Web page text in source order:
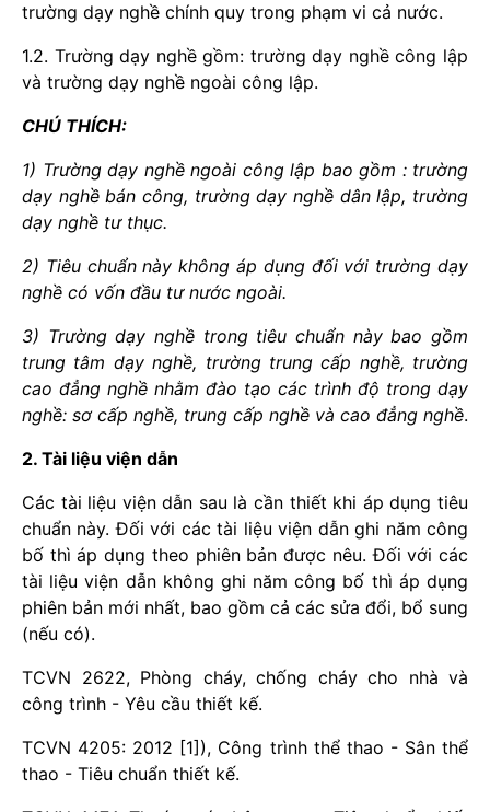
trường dạy nghề chính quy trong phạm vi cả nước.
1.2. Trường dạy nghề gồm: trường dạy nghề công lập
và trường dạy nghề ngoài công lập.
CHÚ THÍCH:
1) Trường dạy nghề ngoài công lập bao gồm : trường
dạy nghề bán công, trường dạy nghề dân lập, trường
dạy nghề tư thục.
2) Tiêu chuẩn này không áp dụng đối với trường dạy
nghề có vốn đầu tư nước ngoài.
3) Trường dạy nghề trong tiêu chuẩn này bao gồm
trung tâm dạy nghề, trường trung cấp nghề, trường
cao đẳng nghề nhằm đào tạo các trình độ trong dạy
nghề: sơ cấp nghề, trung cấp nghề và cao đẳng nghề.
2. Tài liệu viện dẫn
Các tài liệu viện dẫn sau là cần thiết khi áp dụng tiêu
chuẩn này. Đối với các tài liệu viện dẫn ghi năm công
bố thì áp dụng theo phiên bản được nêu. Đối với các
tài liệu viện dẫn không ghi năm công bố thì áp dụng
phiên bản mới nhất, bao gồm cả các sửa đổi, bổ sung
(nếu có).
TCVN 2622, Phòng cháy, chống cháy cho nhà và
công trình - Yêu cầu thiết kế.
TCVN 4205: 2012 [1]), Công trình thể thao - Sân thể
thao - Tiêu chuẩn thiết kế.